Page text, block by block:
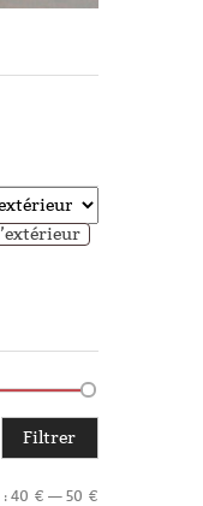
Filtrer
: 40 € — 50 €